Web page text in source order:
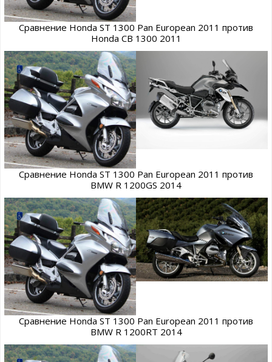
Сравнение Honda ST 1300 Pan European 2011 против
Honda CB 1300 2011
Сравнение Honda ST 1300 Pan European 2011 против
BMW R 1200GS 2014
Сравнение Honda ST 1300 Pan European 2011 против
BMW R 1200RT 2014